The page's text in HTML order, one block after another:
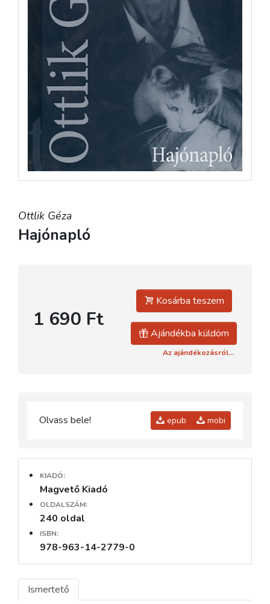
Ottlik Géza
Hajónapló
1 690 Ft
Kosárba teszem
Ajándékba küldöm
Az ajándékozásról...
Olvass bele! epub mobi
KIADÓ:
Magvető Kiadó
OLDALSZÁM:
240 oldal
ISBN:
978-963-14-2779-0
Ismertető